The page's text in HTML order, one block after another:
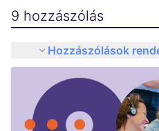
9 hozzászólás
Hozzászólások